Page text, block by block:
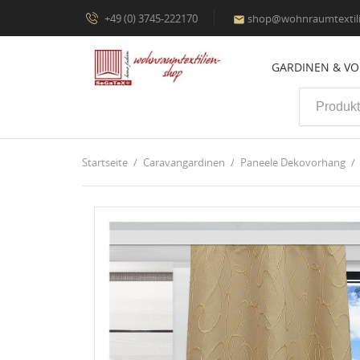
+49 (0) 3745-222170 
GARDINEN &
Startseite Caravangardinen Paneele Dekovorhang